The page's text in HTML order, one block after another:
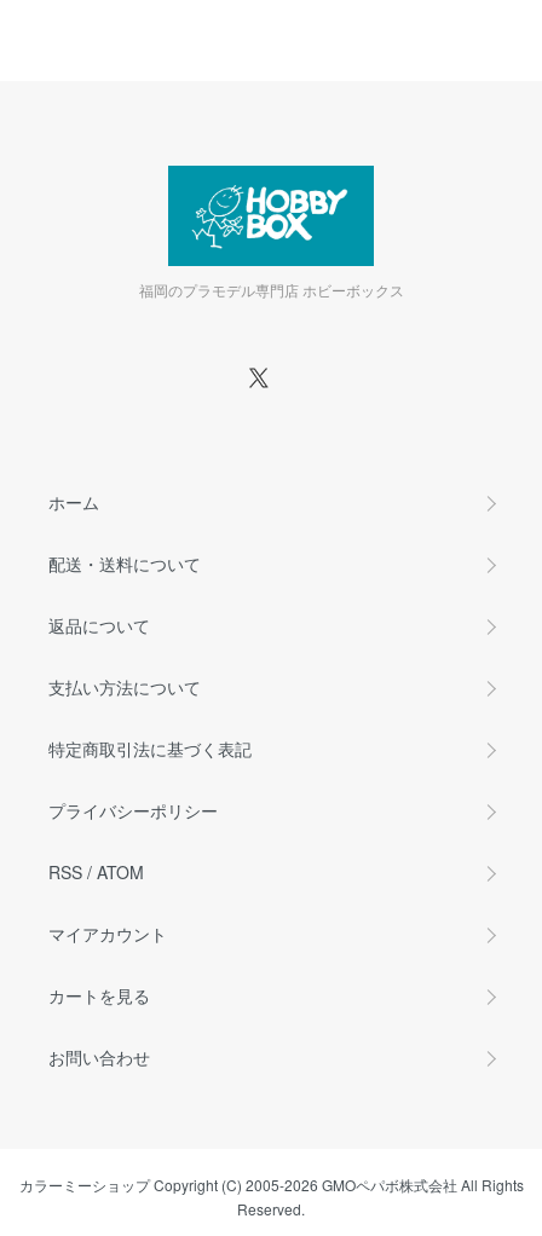
福岡のプラモデル専門店 ホビーボックス
ホーム
配送・送料について
返品について
支払い方法について
特定商取引法に基づく表記
プライバシーポリシー
RSS / ATOM
マイアカウント
カートを見る
お問い合わせ
カラーミーショップCopyright (C) 2005-2026 GMOペパボ株式会社 All Rights
Reserved.